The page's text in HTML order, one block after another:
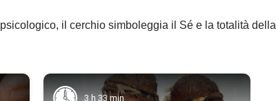
il cerchio simboleggia il Sé e la totalità della
3 h 33 min